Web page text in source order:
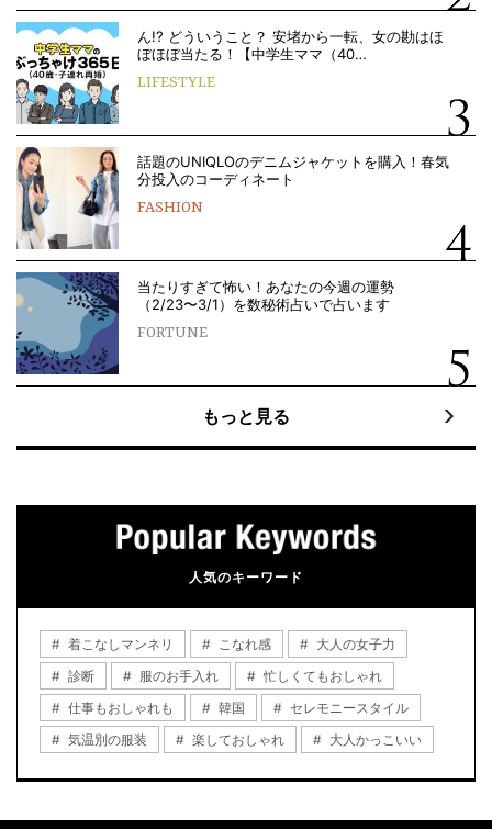
ん!? どういうこと？ 安堵から一転、女の勘はほ
ぼほぼ当たる！【中学生ママ（40…
LIFESTYLE
話題のUNIQLOのデニムジャケットを購入！春気
分投入のコーディネート
FASHION
当たりすぎて怖い！あなたの今週の運勢
（2/23〜3/1）を数秘術占いで占います
FORTUNE
もっと見る
人気のキーワード
着こなしマンネリ こなれ感
大人の女子力
診断
服のお手入れ
忙しくてもおしゃれ
仕事もおしゃれも
韓国
セレモニースタイル
気温別の服装
楽しておしゃれ 大人かっこいい